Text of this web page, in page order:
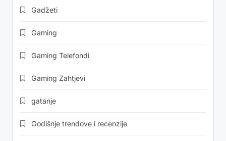
Gadžeti
Gaming
Gaming Telefondi
Gaming Zahtjevi
gatanje
Godišnje trendove i recenzije